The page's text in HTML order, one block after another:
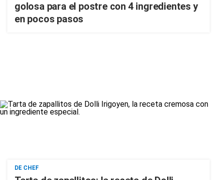
golosa para el postre con 4 ingredientes y
en pocos pasos
DE CHEF